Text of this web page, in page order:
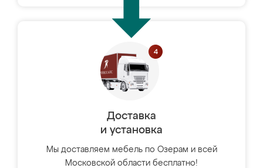
Доставка
и установка
Мы доставляем мебель по Озерам и всей
Московской области бесплатно!